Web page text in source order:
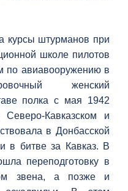
курсы штурманов при
школе пилотов
по авиавооружению в
женский
полка с мая 1942
Кавказском и
в Донбасской
в битве за Кавказ. В
переподготовку в
звена, а позже и